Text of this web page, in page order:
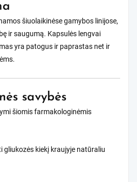
šiuolaikinėse gamybos linijose,
ir saugumą. Kapsulės lengvai
yra patogus ir paprastas net ir
savybės
šiomis farmakologinėmis
gliukozės kiekį kraujyje natūraliu